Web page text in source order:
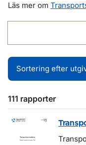
Läs mer om
Sortering efter
111 rapporter